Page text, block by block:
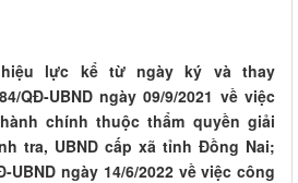
lực kể từ ngày ký và thay
QĐ-UBND ngày 09/9/2021 về việc
chính thuộc thẩm quyền giải
tra, UBND cấp xã tỉnh Đồng Nai;
UBND ngày 14/6/2022 về việc công